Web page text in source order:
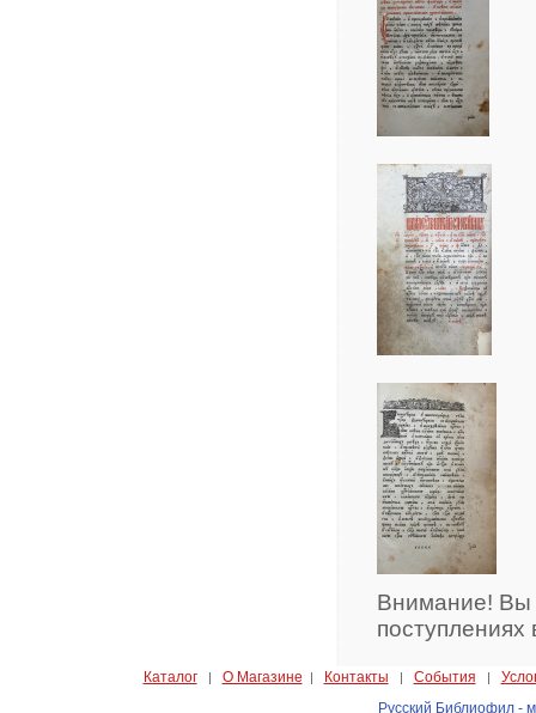
Внимание! Вы
Каталог| О Магазине | Контакты | События |
Русский Библиофил -